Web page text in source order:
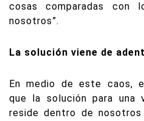
cosas comparadas
nosotros”.
La solución viene de
En medio de este caos,
que la solución para una
reside dentro de